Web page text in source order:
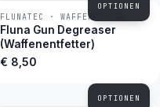
OPTIONEN
BESTSELLER
FLUNATEC · WAFFENPFLEGE
Fluna Gun Degreaser
(Waffenentfetter)
€ 8,50
OPTIONEN